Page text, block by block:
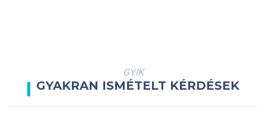
GYIK
GYAKRAN ISMÉTELT KÉRDÉSEK